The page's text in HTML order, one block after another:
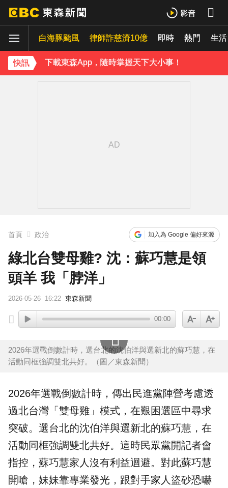
白海豚颱風 律師詐慈濟10億 即時 熱門 生活
快訊
下載東森App，隨時掌握天下大小事！
温嵐挺過敗血性休克首露面！「住ICU搶救11天」曝最新近況：讓大家擔心了
下載東森App，隨時掌握天下大小事！
首頁 政治 加入為 Google 偏好來源
綠北台雙母雞? 沈：蘇巧慧是領
頭羊 我「脖洋」
2026-05-26 16:22 東森新聞
00:00
2026年選戰倒數計時，選台北的沈伯洋與選新北的蘇巧慧，在
活動同框強調雙北共好。（圖／東森新聞）
2026年選戰倒數計時，傳出 民進黨陣營考慮透
過北台灣「雙母雞」模式，在艱困選區中尋求
突破。選台北的沈伯洋與選新北的蘇巧慧 ，在
活動同框強調雙北共好。這時民眾黨開記者會
指控，蘇巧慧家人沒有利益迴避。對此蘇巧慧
開嗆，妹妹靠專業發光，跟對手家人盜砂恐嚇